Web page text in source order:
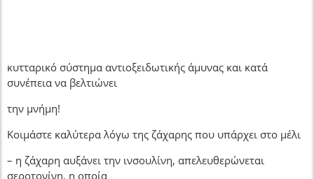
κυτταρικό σύστημα αντιοξειδωτικής άμυνας και κατά
συνέπεια να βελτιώνει
την μνήμη!
Κοιμάστε καλύτερα λόγω της ζάχαρης που υπάρχει στο μέλι
– η ζάχαρη αυξάνει την ινσουλίνη, απελευθερώνεται
σεροτονίνη, η οποία